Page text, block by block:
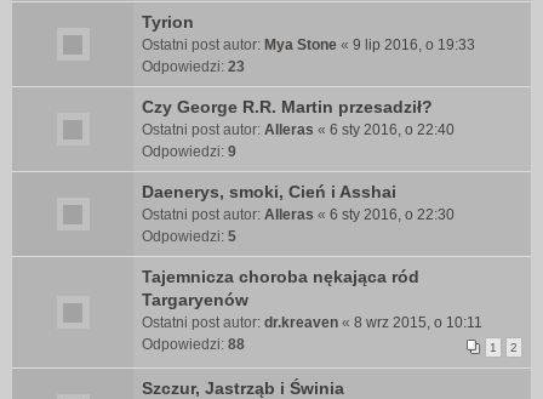
Tyrion
Ostatni post autor: Mya Stone « 9 lip 2016, o 19:33
Odpowiedzi: 23
Czy George R.R. Martin przesadził?
Ostatni post autor: Alleras « 6 sty 2016, o 22:40
Odpowiedzi: 9
Daenerys, smoki, Cień i Asshai
Ostatni post autor: Alleras « 6 sty 2016, o 22:30
Odpowiedzi: 5
Tajemnicza choroba nękająca ród
Targaryenów
Ostatni post autor: dr.kreaven « 8 wrz 2015, o 10:11
Odpowiedzi: 88 1 2
Szczur, Jastrząb i Świnia